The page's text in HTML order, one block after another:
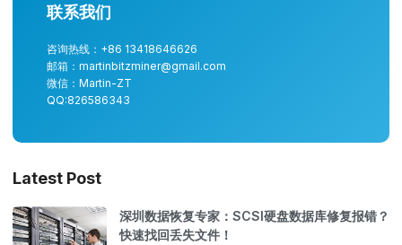
联系我们
咨询热线：+86 13418646626
邮箱：martinbitzminer@gmail.com
微信：Martin-ZT
QQ:826586343
Latest Post
深圳数据恢复专家：SCSI硬盘数据库修复报错？
快速找回丢失文件！